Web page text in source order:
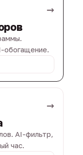
→
обогащение.
→
AI-фильтр,
час.